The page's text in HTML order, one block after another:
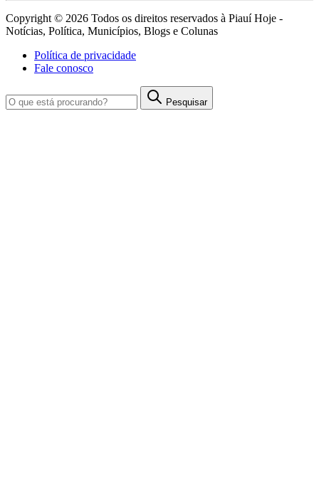
Copyright © 2026 Todos os direitos reservados à Piauí Hoje -
Notícias, Política, Municípios, Blogs e Colunas
Política de privacidade
Fale conosco
Pesquisar